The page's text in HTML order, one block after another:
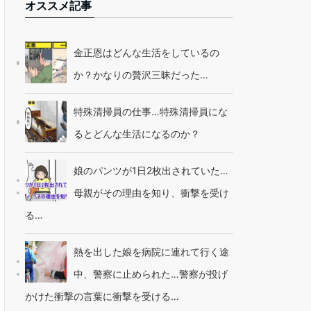
オススメ記事
金正恩はどんな生活をしているの
か？かなりの贅沢三昧だった…
特殊清掃員の仕事…特殊清掃員にな
るとどんな生活になるのか？
娘のパンツが1日2枚出されていた…
母親がその理由を知り、衝撃を受け
る…
熱を出した娘を病院に連れて行く途
中、警察に止められた…警察が投げ
かけた衝撃の言葉に衝撃を受ける…